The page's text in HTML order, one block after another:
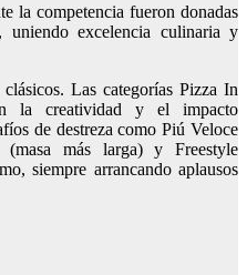
la competencia fueron donadas
excelencia culinaria y
Las categorías Pizza In
la creatividad y el impacto
de destreza como Piú Veloce
más larga) y Freestyle
siempre arrancando aplausos